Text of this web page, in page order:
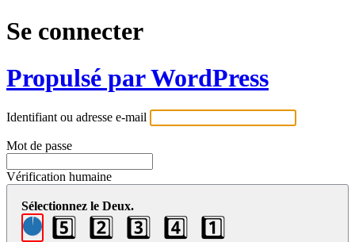
Se connecter
Propulsé par WordPress
Identifiant ou adresse e-mail
Mot de passe
Vérification humaine
Sélectionnez le Deux.
5️⃣ 2️⃣ 3️⃣ 4️⃣ 1️⃣